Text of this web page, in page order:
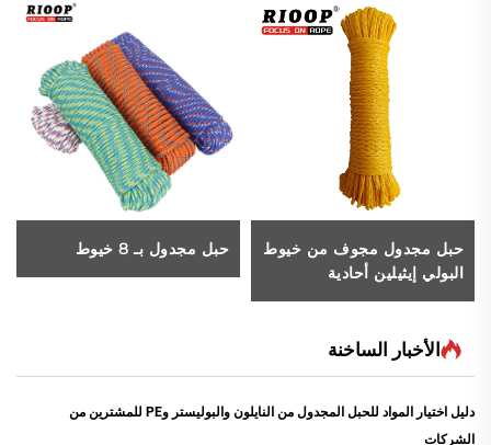
حبل مجدول مجوف من خيوط
البولي إيثيلين أحادية
الشعيرات بـ 8 خيوط
حبل مجدول بـ 8 خيوط
الأخبار الساخنة
دليل اختيار المواد للحبل المجدول من النايلون والبوليستر وPE للمشترين من
الشركات